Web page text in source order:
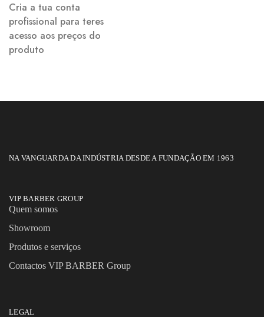
Cria a tua conta
profissional para teres
acesso aos preços do
produto
NA VANGUARDA DA INDÚSTRIA DESDE A FUNDAÇÃO EM 1963
VIP BARBER GROUP
Quem somos
Showroom
Produtos e serviços
Contactos VIP BARBER Group
LEGAL